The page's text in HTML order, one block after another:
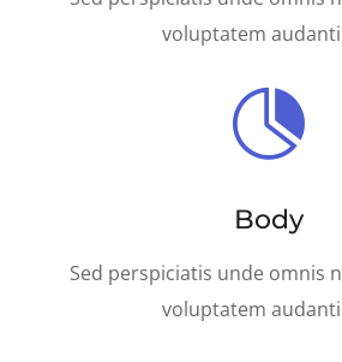
voluptatem

Body
Sed perspiciatis unde omnis
voluptatem